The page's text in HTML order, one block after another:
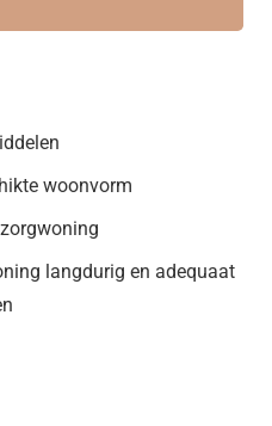
woonvorm
langdurig en adequaat